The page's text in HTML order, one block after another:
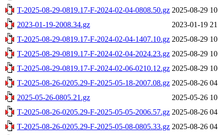
T-2025-08-29-0819.17-F-2024-02-04-0808.50.gz 2025-08-29
2023-01-19-2008.34.gz
2023-01-19
T-2025-08-29-0819.17-F-2024-02-04-1407.10.gz 2025-08-29
T-2025-08-29-0819.17-F-2024-02-04-2024.23.gz 2025-08-29
T-2025-08-29-0819.17-F-2024-02-06-0210.12.gz 2025-08-29
T-2025-08-26-0205.29-F-2025-05-18-2007.08.gz 2025-08-26
2025-05-26-0805.21.gz
2025-05-26
T-2025-08-26-0205.29-F-2025-05-05-2006.57.gz 2025-08-26
T-2025-08-26-0205.29-F-2025-05-08-0805.33.gz 2025-08-26